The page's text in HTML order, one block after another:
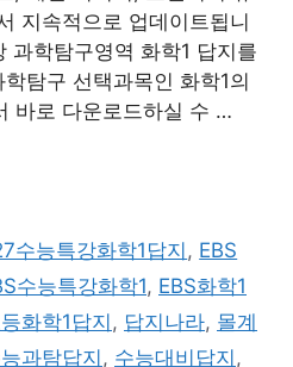
지속적으로 업데이트됩니
과학탐구영역 화학1 답지를
탐구 선택과목인 화학1의
바로 다운로드하실 수 …
수능특강화학1답지 , EBS
수능특강화학1, EBS화학1
화학1답지 , 답지나라, 몰계
과탐답지 , 수능대비답지 ,